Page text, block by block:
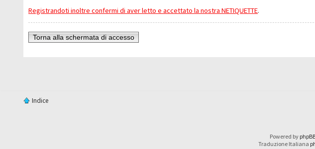
Registrandoti inoltre confermi di aver letto e accettato la nostra NETIQUETTE.
Torna alla schermata di accesso
Indice
Powered by
Traduzione Italiana